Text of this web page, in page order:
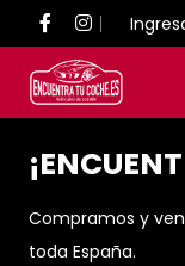
Compramos y
toda España.